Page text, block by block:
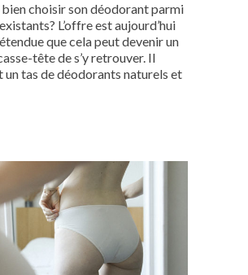
choisir son déodorant parmi
L’offre est aujourd’hui
que cela peut devenir un
tête de s’y retrouver. Il
un tas de déodorants naturels et